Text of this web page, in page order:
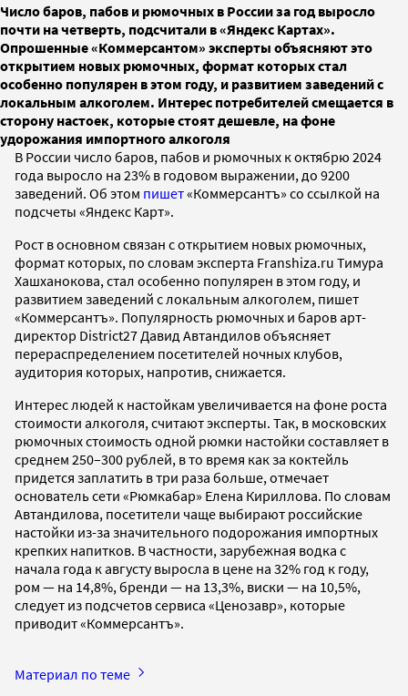
Число баров, пабов и рюмочных в России за год выросло
почти на четверть, подсчитали в «Яндекс Картах».
Опрошенные «Коммерсантом» эксперты объясняют это
открытием новых рюмочных, формат которых стал
особенно популярен в этом году, и развитием заведений с
локальным алкоголем. Интерес потребителей смещается в
сторону настоек, которые стоят дешевле, на фоне
удорожания импортного алкоголя
В России число баров, пабов и рюмочных к октябрю 2024
года выросло на 23% в годовом выражении, до 9200
заведений. Об этом пишет«Коммерсантъ» со ссылкой на
подсчеты «Яндекс Карт».
Рост в основном связан с открытием новых рюмочных,
формат которых, по словам эксперта Franshiza.ru Тимура
Хашханокова, стал особенно популярен в этом году, и
развитием заведений с локальным алкоголем, пишет
«Коммерсантъ». Популярность рюмочных и баров арт-
директор District27 Давид Автандилов объясняет
перераспределением посетителей ночных клубов,
аудитория которых, напротив, снижается.
Интерес людей к настойкам увеличивается на фоне роста
стоимости алкоголя, считают эксперты. Так, в московских
рюмочных стоимость одной рюмки настойки составляет в
среднем 250–300 рублей, в то время как за коктейль
придется заплатить в три раза больше, отмечает
основатель сети «Рюмкабар» Елена Кириллова. По словам
Автандилова, посетители чаще выбирают российские
настойки из-за значительного подорожания импортных
крепких напитков. В частности, зарубежная водка с
начала года к августу выросла в цене на 32% год к году,
ром — на 14,8%, бренди — на 13,3%, виски — на 10,5%,
следует из подсчетов сервиса «Ценозавр», которые
приводит «Коммерсантъ».
Материал по теме